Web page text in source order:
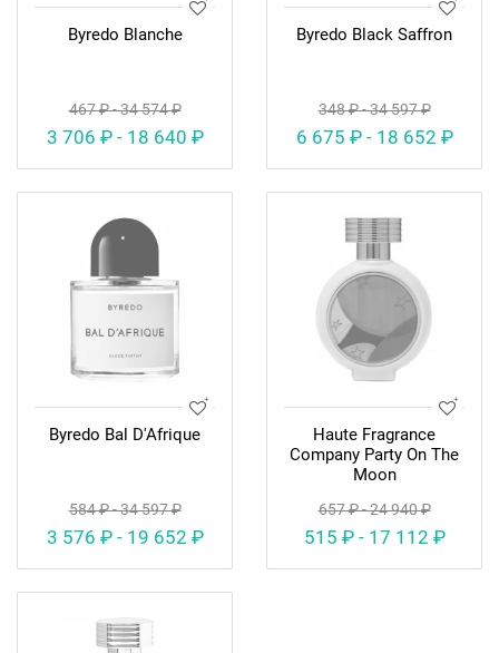
Byredo Blanche
467 ₽ - 34 574 ₽
3 706 ₽ - 18 640 ₽
Byredo Black Saffron
348 ₽ - 34 597 ₽
6 675 ₽ - 18 652 ₽
Byredo Bal D'Afrique
584 ₽ - 34 597 ₽
3 576 ₽ - 19 652 ₽
Haute Fragrance
Company Party On The
Moon
657 ₽ - 24 940 ₽
515 ₽ - 17 112 ₽